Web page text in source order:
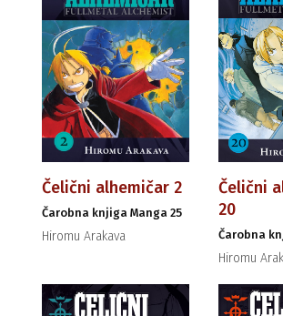
Čelični alhemičar 2
Čarobna knjiga Manga 25
Hiromu Arakava
Čelični
20
Čarobna
Hiromu